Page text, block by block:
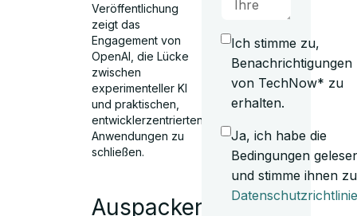
Veröffentlichung
zeigt das
Engagement von
OpenAI, die Lücke
zwischen
experimenteller KI
und praktischen,
entwicklerzentrierten
Anwendungen zu
schließen.
Auspacken
Ich stimme zu,
Benachrichtigungen
von TechNow* zu
erhalten.
Ja, ich habe die
Bedingungen
und stimme ihnen
Datenschutzrichtlinie